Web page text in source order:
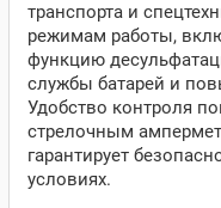
транспорта и
режимам работы,
функцию
службы батарей и
Удобство контроля
стрелочным
гарантирует
условиях.